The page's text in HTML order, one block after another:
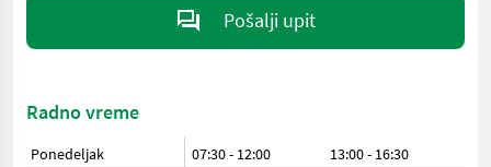
Pošalji upit
Radno vreme
Ponedeljak 07:30 - 12:00
13:00 - 16:30